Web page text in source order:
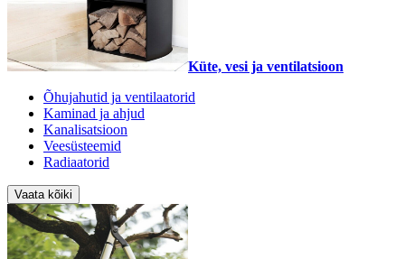
Küte, vesi ja ventilatsioon
Õhujahutid ja ventilaatorid
Kaminad ja ahjud
Kanalisatsioon
Veesüsteemid
Radiaatorid
Vaata kõiki